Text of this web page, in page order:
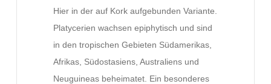
Hier in der auf Kork aufgebunden Variante.
Platycerien wachsen epiphytisch und sind
in den tropischen Gebieten Südamerikas,
Afrikas, Südostasiens, Australiens und
Neuguineas beheimatet. Ein besonderes